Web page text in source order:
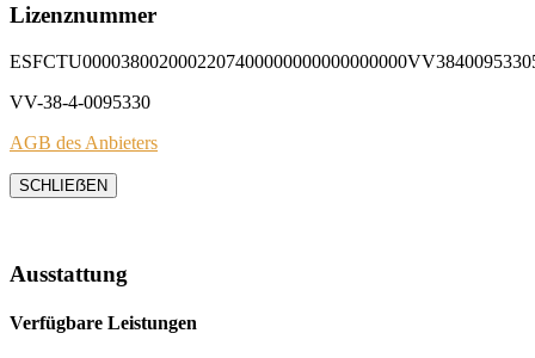
Lizenznummer
VV-38-4-0095330
AGB des Anbieters
SCHLIEẞEN
Ausstattung
Verfügbare Leistungen